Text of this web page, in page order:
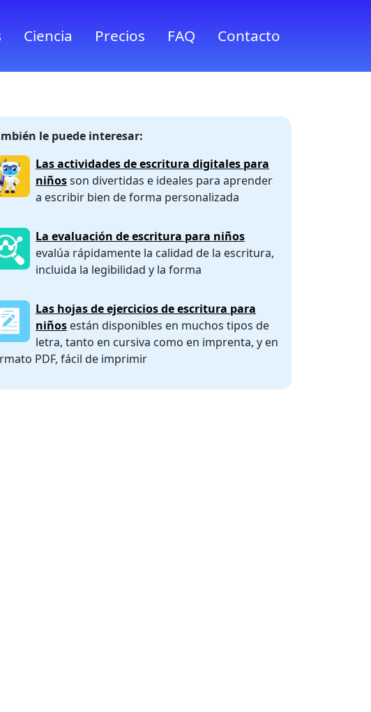
Ciencia Precios FAQ Contacto
le puede interesar:
Las actividades de escritura digitales para
niñosson divertidas e ideales para aprender
a escribir bien de forma personalizada
La evaluación de escritura para niños
evalúa rápidamente la calidad de la escritura,
incluida la legibilidad y la forma
Las hojas de ejercicios de escritura para
niños están disponibles en muchos tipos de
letra, tanto en cursiva como en imprenta, y en
PDF, fácil de imprimir